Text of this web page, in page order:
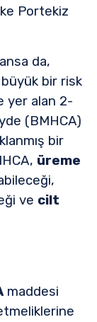
Portekiz
da,
bir risk
yer alan 2-
(BMHCA)
bir
üreme
ve cilt
maddesi